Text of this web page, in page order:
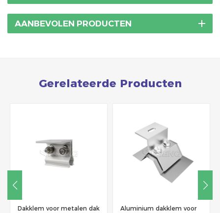
AANBEVOLEN PRODUCTEN
Gerelateerde Producten
Dakklem voor metalen dak
Aluminium dakklem voor